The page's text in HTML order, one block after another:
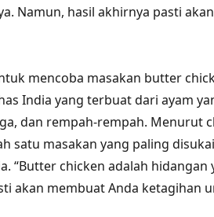
Namun, hasil akhirnya pasti
mencoba masakan butter
India yang terbuat dari ayam
dan rempah-rempah. Menurut
satu masakan yang paling
“Butter chicken adalah hidangan
akan membuat Anda ketagihan